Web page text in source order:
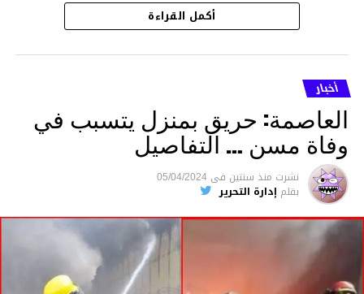
هذا وقد تمكن أعوان مركز الأمن الوطني بحي
هلال في توقيت قياسي من محاصرة المشتبه به
والقبض عليه وإحالته على التحقيق في خصوص
ما نُسبه إليه.
متابعة
قسم الاخبار
أكمل القراءة
أخبار
العاصمة: حريق بمنزل يتسبب في
وفاة مسن … التفاصيل
نشرت منذ سنتين فى 05/04/2024
بقلم إدارة التحرير